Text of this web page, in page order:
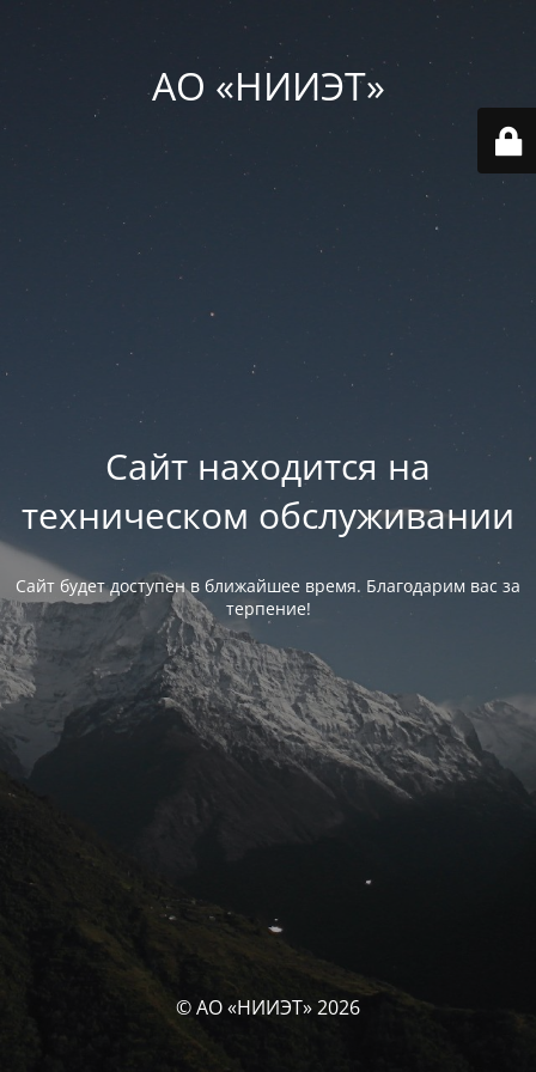
АО «НИИЭТ»
Сайт находится на
техническом обслуживании
Сайт будет доступен в ближайшее время. Благодарим вас за
терпение!
© АО «НИИЭТ» 2026